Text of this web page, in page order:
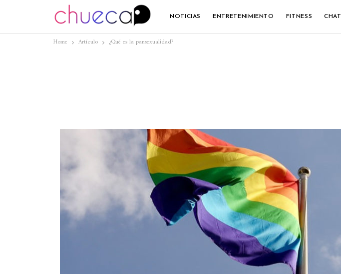
NOTICIAS ENTRETENIMIENTO FITNESS CHAT
Home Artículo ¿Qué es la pansexualidad?